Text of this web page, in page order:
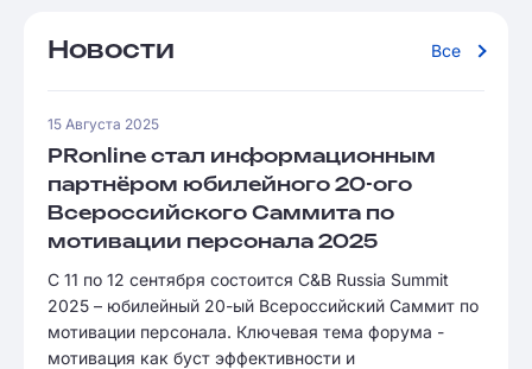
Новости Все
15 Августа 2025
PRonline стал информационным
партнёром юбилейного 20-ого
Всероссийского Саммита по
мотивации персонала 2025
С 11 по 12 сентября состоится C&B Russia Summit
2025 – юбилейный 20-ый Всероссийский Саммит по
мотивации персонала. Ключевая тема форума -
мотивация как буст эффективности и